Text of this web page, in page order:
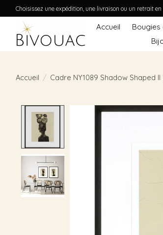
Choisissez une expédition, une livraison ou un retrait
Accueil
Accueil / Cadre NY1089 Shadow Shaped II
Product image